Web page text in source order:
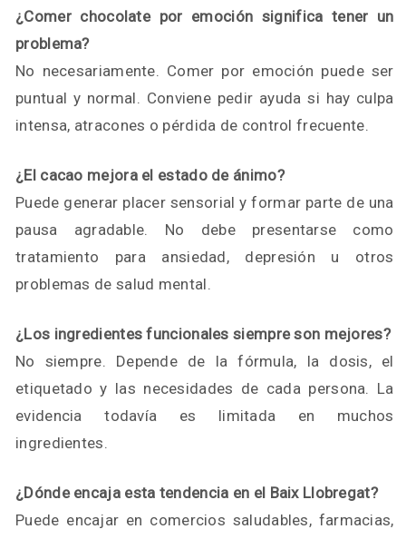
¿Comer chocolate por emoción significa tener un
problema?
No necesariamente. Comer por emoción puede ser
puntual y normal. Conviene pedir ayuda si hay culpa
intensa, atracones o pérdida de control frecuente.
¿El cacao mejora el estado de ánimo?
Puede generar placer sensorial y formar parte de una
pausa agradable. No debe presentarse como
tratamiento para ansiedad, depresión u otros
problemas de salud mental.
¿Los ingredientes funcionales siempre son mejores?
No siempre. Depende de la fórmula, la dosis, el
etiquetado y las necesidades de cada persona. La
evidencia todavía es limitada en muchos
ingredientes.
¿Dónde encaja esta tendencia en el Baix Llobregat?
Puede encajar en comercios saludables, farmacias,